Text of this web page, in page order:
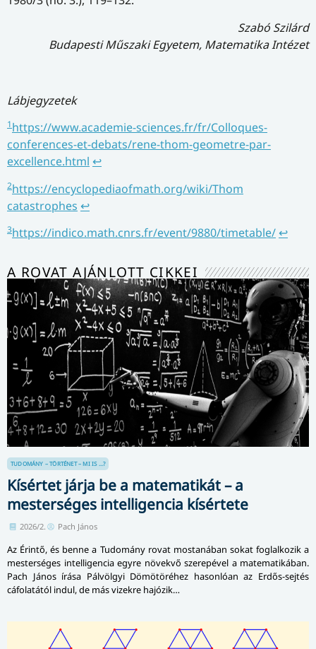
Szabó Szilárd
Budapesti Műszaki Egyetem, Matematika Intézet
Lábjegyzetek
1https://www.academie-sciences.fr/fr/Colloques-
conferences-et-debats/rene-thom-geometre-par-
excellence.html ↩
2https://encyclopediaofmath.org/wiki/Thom
catastrophes ↩
3https://indico.math.cnrs.fr/event/9880/timetable/ ↩
A ROVAT AJÁNLOTT CIKKEI
TUDOMÁNY – TÖRTÉNET – MI IS ...?
Kísértet járja be a matematikát – a
mesterséges intelligencia kísértete
2026/2. Pach János
Az Érintő, és benne a Tudomány rovat mostanában sokat foglalkozik a
mesterséges intelligencia egyre növekvő szerepével a matematikában.
Pach János írása Pálvölgyi Dömötöréhez hasonlóan az Erdős-sejtés
cáfolatától indul, de más vizekre hajózik…